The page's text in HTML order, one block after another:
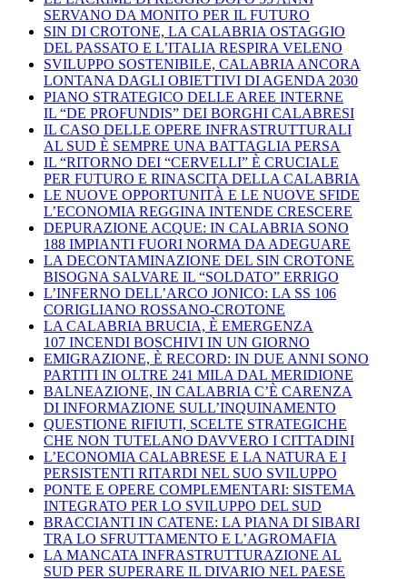
SERVANO DA MONITO PER IL FUTURO
SIN DI CROTONE, LA CALABRIA OSTAGGIO
DEL PASSATO E L’ITALIA RESPIRA VELENO
SVILUPPO SOSTENIBILE, CALABRIA ANCORA
LONTANA DAGLI OBIETTIVI DI AGENDA 2030
PIANO STRATEGICO DELLE AREE INTERNE
IL “DE PROFUNDIS” DEI BORGHI CALABRESI
IL CASO DELLE OPERE INFRASTRUTTURALI
AL SUD È SEMPRE UNA BATTAGLIA PERSA
IL “RITORNO DEI “CERVELLI” È CRUCIALE
PER FUTURO E RINASCITA DELLA CALABRIA
LE NUOVE OPPORTUNITÀ E LE NUOVE SFIDE
L’ECONOMIA REGGINA INTENDE CRESCERE
DEPURAZIONE ACQUE: IN CALABRIA SONO
188 IMPIANTI FUORI NORMA DA ADEGUARE
LA DECONTAMINAZIONE DEL SIN CROTONE
BISOGNA SALVARE IL “SOLDATO” ERRIGO
L’INFERNO DELL’ARCO JONICO: LA SS 106
CORIGLIANO ROSSANO-CROTONE
LA CALABRIA BRUCIA, È EMERGENZA
107 INCENDI BOSCHIVI IN UN GIORNO
EMIGRAZIONE, È RECORD: IN DUE ANNI SONO
PARTITI IN OLTRE 241 MILA DAL MERIDIONE
BALNEAZIONE, IN CALABRIA C’È CARENZA
DI INFORMAZIONE SULL’INQUINAMENTO
QUESTIONE RIFIUTI, SCELTE STRATEGICHE
CHE NON TUTELANO DAVVERO I CITTADINI
L’ECONOMIA CALABRESE E LA NATURA E I
PERSISTENTI RITARDI NEL SUO SVILUPPO
PONTE E OPERE COMPLEMENTARI: SISTEMA
INTEGRATO PER LO SVILUPPO DEL SUD
BRACCIANTI IN CATENE: LA PIANA DI SIBARI
TRA LO SFRUTTAMENTO E L’AGROMAFIA
LA MANCATA INFRASTRUTTURAZIONE AL
SUD PER SUPERARE IL DIVARIO NEL PAESE